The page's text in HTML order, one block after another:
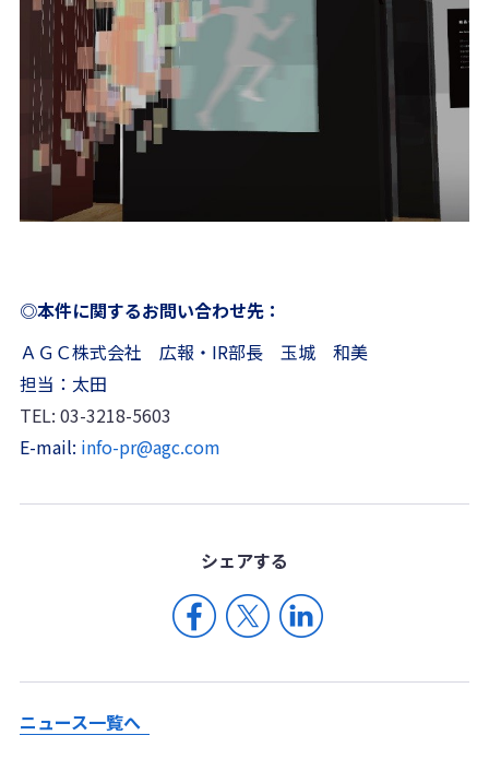
◎本件に関するお問い合わせ先：
ＡＧＣ株式会社 広報・IR部長 玉城 和美
担当：太田
TEL: 03-3218-5603
E-mail: info-pr@agc.com
シェアする
ニュース一覧へ